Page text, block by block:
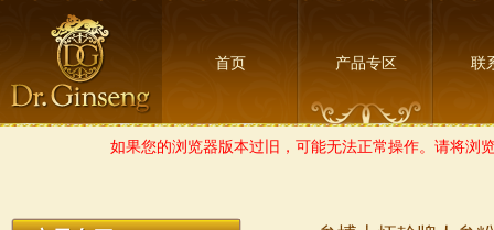
首页 产品专区 联
如果您的浏览器版本过旧，可能无法正常操作。请将浏